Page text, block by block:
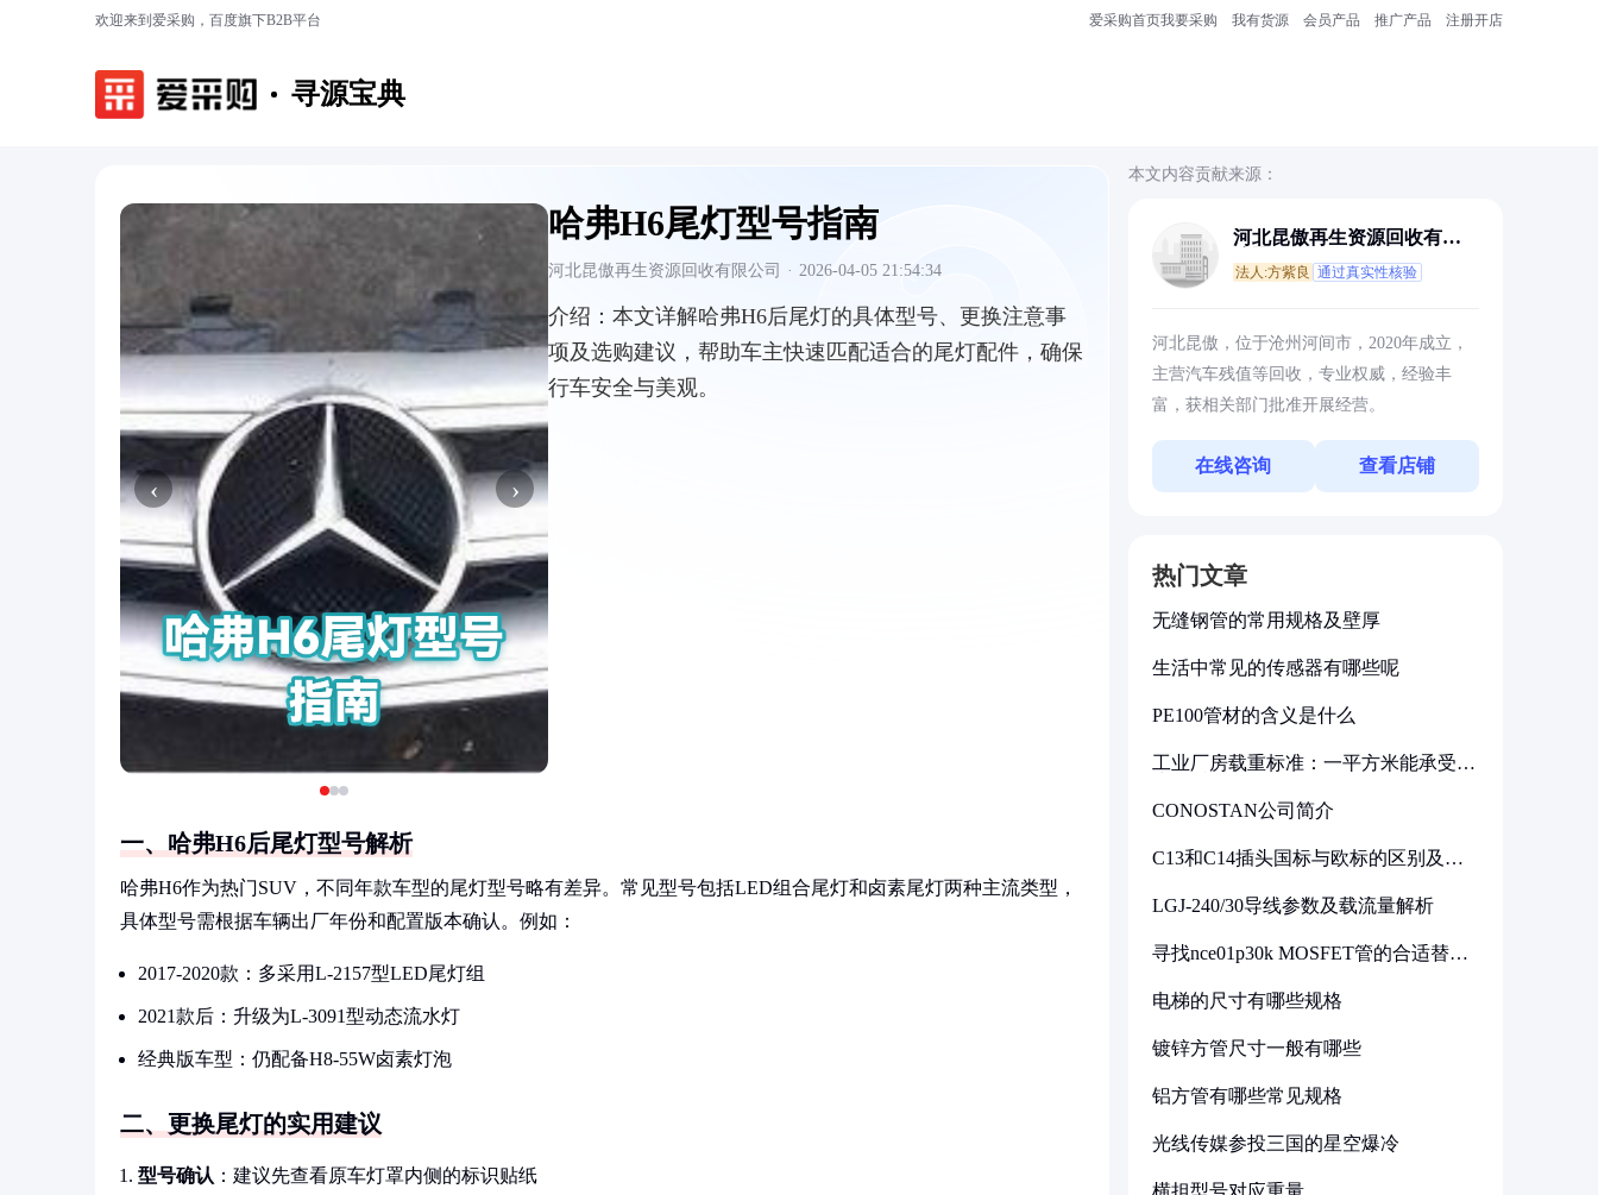
欢迎来到爱采购，百度旗下B2B平台 爱采购首页我要采购 我有货源 会员产品 推广产品 注册开店
寻源宝典
‹ ›
哈弗H6尾灯型号指南
河北昆傲再生资源回收有限公司 · 2026-04-05 21:54:34
介绍： 本文详解哈弗H6后尾灯的具体型号、更换注意事
项及选购建议，帮助车主快速匹配适合的尾灯配件，确保
行车安全与美观。
一、哈弗H6后尾灯型号解析
哈弗H6作为热门SUV，不同年款车型的尾灯型号略有差异。常见型号包括LED组合尾灯和卤素尾灯两种主流类型，
具体型号需根据车辆出厂年份和配置版本确认。例如：
2017-2020款：多采用L-2157型LED尾灯组
2021款后：升级为L-3091型动态流水灯
经典版车型：仍配备H8-55W卤素灯泡
二、更换尾灯的实用建议
型号确认 ：建议先查看原车灯罩内侧的标识贴纸
本文内容贡献来源：
河北昆傲再生资源回收有限
法人:方紫良 通过真实性核验
河北昆傲，位于沧州河间市，2020年成立，
主营汽车残值等回收，专业权威，经验丰
富，获相关部门批准开展经营。
在线咨询 查看店铺
热门文章
无缝钢管的常用规格及壁厚
生活中常见的传感器有哪些呢
PE100管材的含义是什么
工业厂房载重标准：一平方米能承受多
CONOSTAN公司简介
C13和C14插头国标与欧标的区别及其
LGJ-240/30导线参数及载流量解析
寻找nce01p30k MOSFET管的合适替代
电梯的尺寸有哪些规格
镀锌方管尺寸一般有哪些
铝方管有哪些常见规格
光线传媒参投三国的星空爆冷
横担型号对应重量